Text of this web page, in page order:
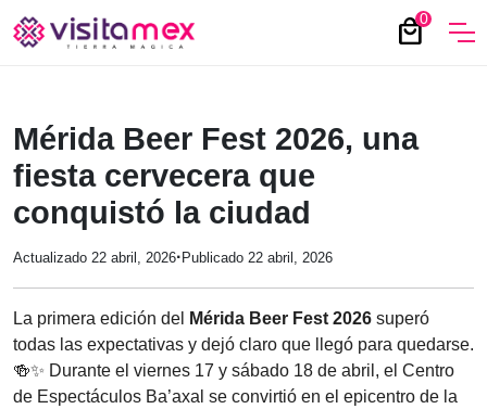
0
local_mall
Mérida Beer Fest 2026, una
fiesta cervecera que
conquistó la ciudad
Actualizado 22 abril, 2026·Publicado 22 abril, 2026
La primera edición del Mérida Beer Fest 2026 superó
todas las expectativas y dejó claro que llegó para quedarse.
🍻✨ Durante el viernes 17 y sábado 18 de abril, el Centro
de Espectáculos Ba’axal se convirtió en el epicentro de la